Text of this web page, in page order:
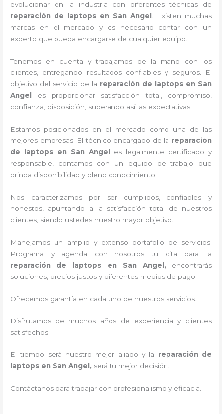
evolucionar en la industria con diferentes técnicas de
reparación de laptops en San Angel
. Existen muchas
marcas en el mercado y es necesario contar con un
experto que pueda encargarse de cualquier equipo.
Tenemos en cuenta y trabajamos de la mano con los
clientes, entregando resultados confiables y seguros. El
objetivo del servicio de la reparación de laptops en San
Angel es proporcionar satisfacción total, compromiso,
confianza, disposición, superando así las expectativas.
Estamos posicionados en el mercado como una de las
mejores empresas. El técnico encargado de la reparación
de laptops en San Angel
es legalmente certificado y
responsable, contamos con un equipo de trabajo que
brinda disponibilidad y pleno conocimiento.
Nos caracterizamos por ser cumplidos, confiables y
honestos, apuntando a la satisfacción total de nuestros
clientes, siendo ustedes nuestro mayor objetivo.
Manejamos un amplio y extenso portafolio de servicios.
Programa y agenda con nosotros tu cita para la
reparación de laptops en San Angel, encontrarás
soluciones, precios justos y diferentes medios de pago.
Ofrecemos garantía en cada uno de nuestros servicios.
Disfrutamos de muchos años de experiencia y clientes
satisfechos.
El tiempo será nuestro mejor aliado y la reparación de
laptops en San Angel, será tu mejor decisión.
Contáctanos para trabajar con profesionalismo y eficacia.